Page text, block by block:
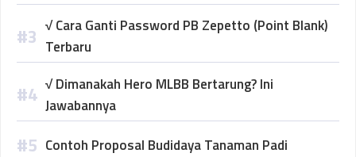
√ Cara Ganti Password PB Zepetto (Point Blank)
Terbaru
√ Dimanakah Hero MLBB Bertarung? Ini
Jawabannya
Contoh Proposal Budidaya Tanaman Padi